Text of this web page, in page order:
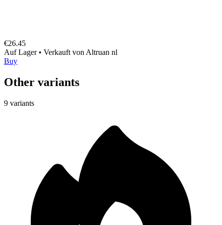
€26.45
Auf Lager • Verkauft von Altruan nl
Buy
Other variants
9 variants